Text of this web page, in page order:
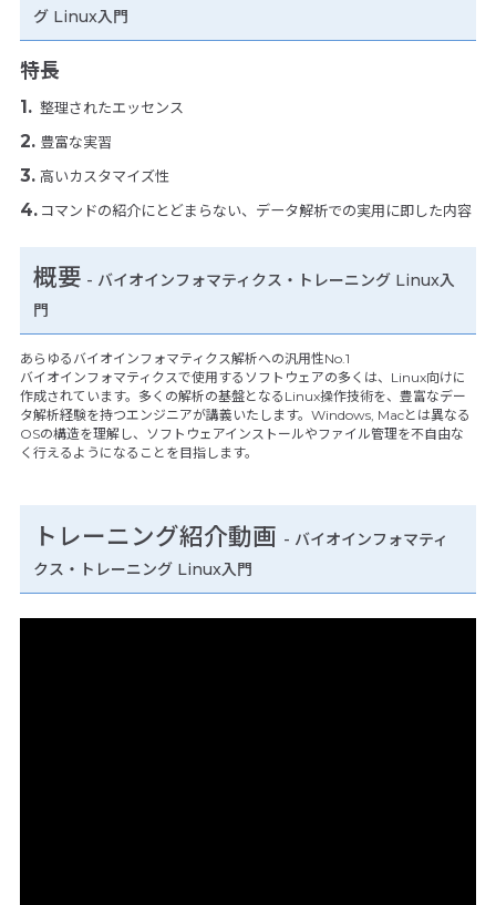
グ Linux入門
特長
整理されたエッセンス
豊富な実習
高いカスタマイズ性
コマンドの紹介にとどまらない、データ解析での実用に即した内容
概要 - バイオインフォマティクス・トレーニング Linux入
門
あらゆるバイオインフォマティクス解析への汎用性No.1
バイオインフォマティクスで使用するソフトウェアの多くは、Linux向けに
作成されています。多くの解析の基盤となるLinux操作技術を、豊富なデー
タ解析経験を持つエンジニアが講義いたします。Windows, Macとは異なる
OSの構造を理解し、ソフトウェアインストールやファイル管理を不自由な
く行えるようになることを目指します。
トレーニング紹介動画 - バイオインフォマティ
クス・トレーニング Linux入門